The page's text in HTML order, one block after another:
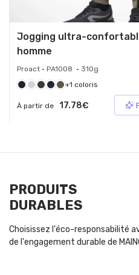
Jogging ultra-
homme
Proact • PA1008 • 310g
+1 coloris
À partir de 17.78€
PRODUITS
DURABLES
Choisissez l'éco-responsabilité
de l'engagement durable de